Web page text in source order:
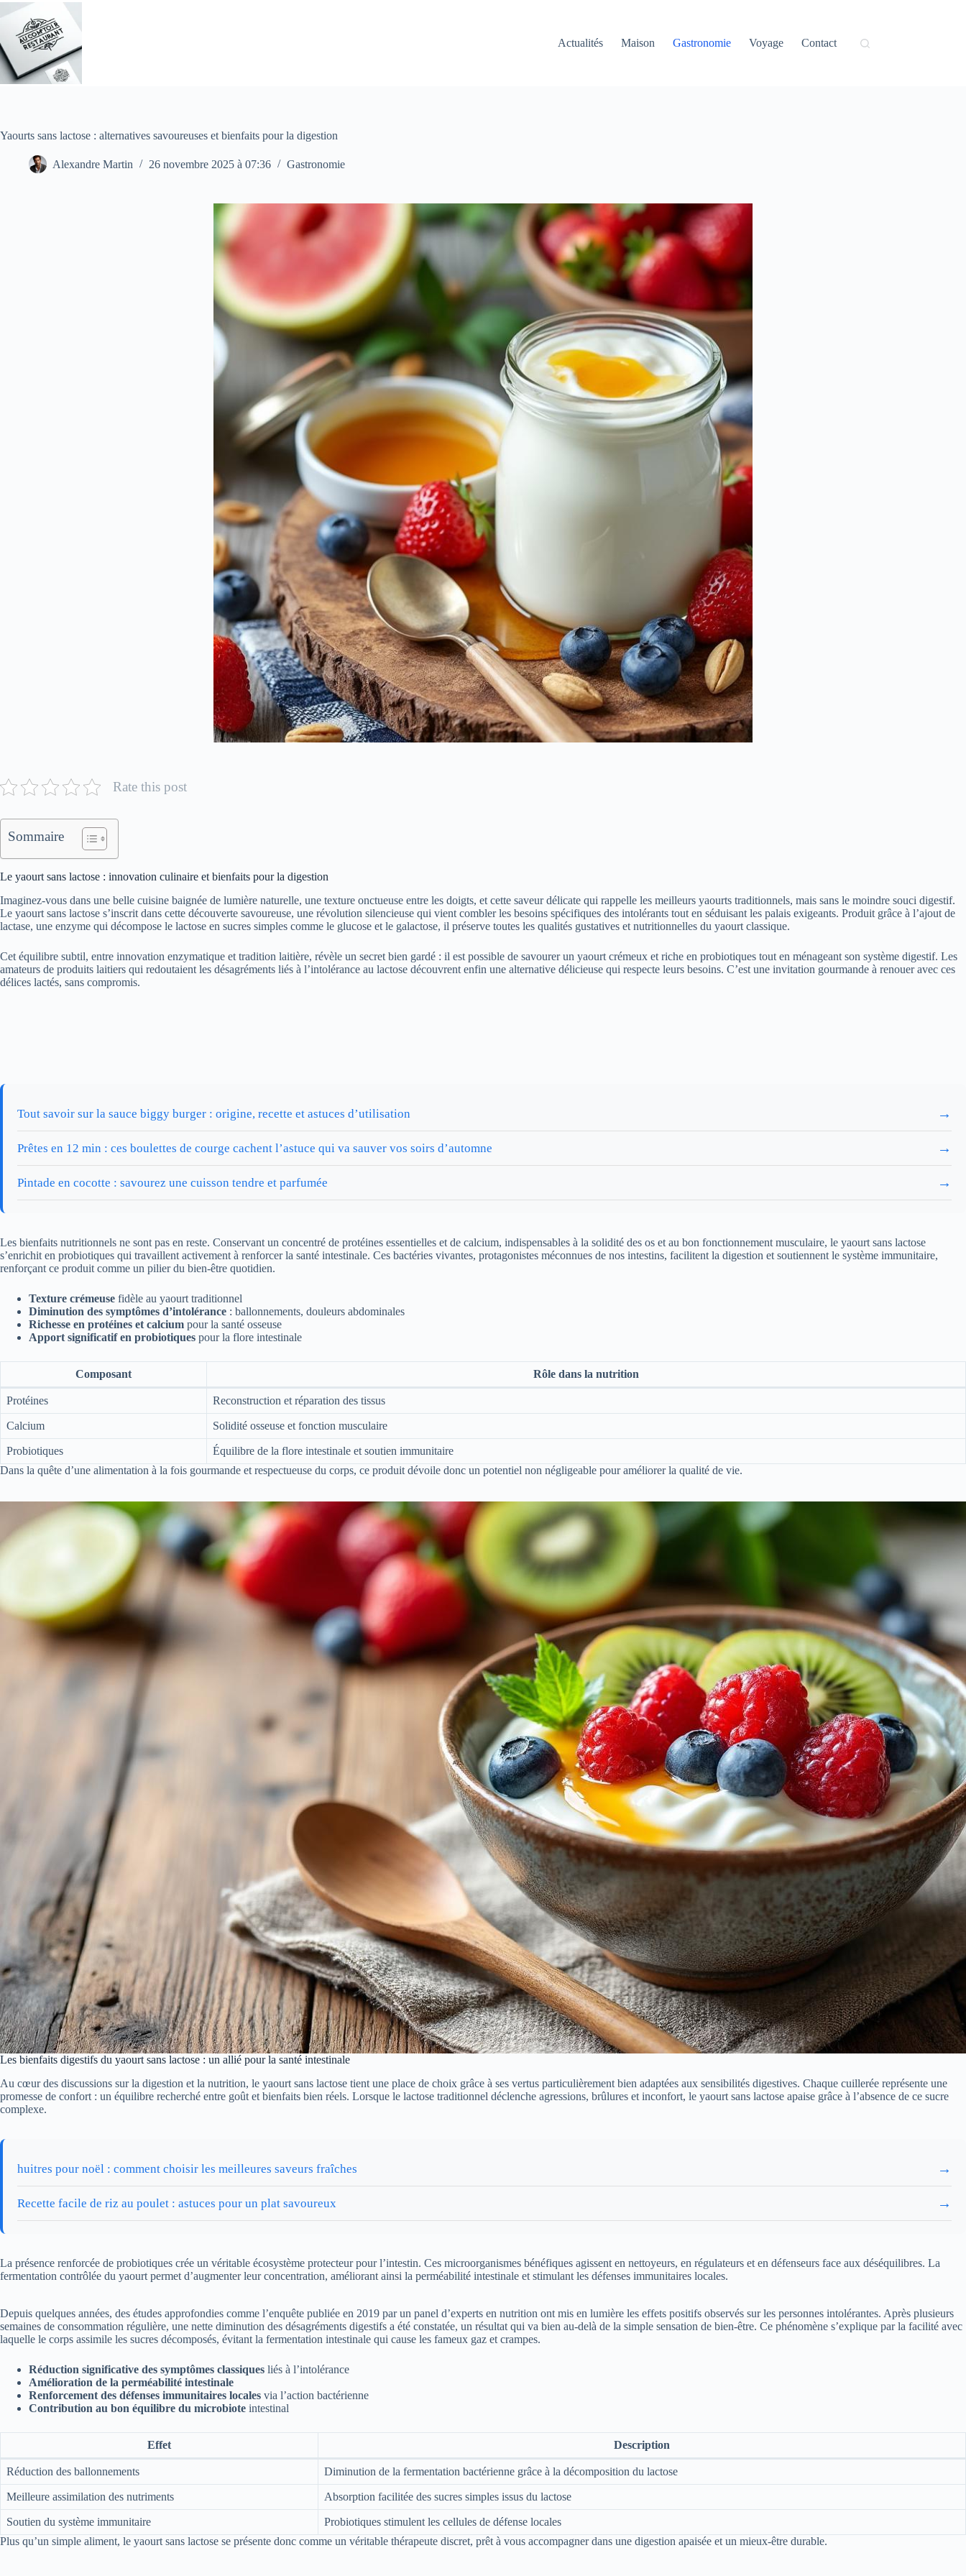
Passer
contenu
Actualités
Maison Gastronomie Voyage Contact
Yaourts sans lactose : alternatives savoureuses et bienfaits pour la digestion
Alexandre Martin 26 novembre 2025 à 07:36 Gastronomie
Rate this post
Sommaire
Le yaourt sans lactose : innovation culinaire et bienfaits pour la digestion
Imaginez-vous dans une belle cuisine baignée de lumière naturelle, une texture onctueuse entre les doigts, et cette saveur délicate qui rappelle les meilleurs yaourts traditionnels, mais sans le moindre souci digestif.
Le yaourt sans lactose s’inscrit dans cette découverte savoureuse, une révolution silencieuse qui vient combler les besoins spécifiques des intolérants tout en séduisant les palais exigeants. Produit grâce à l’ajout de
lactase, une enzyme qui décompose le lactose en sucres simples comme le glucose et le galactose, il préserve toutes les qualités gustatives et nutritionnelles du yaourt classique.
Cet équilibre subtil, entre innovation enzymatique et tradition laitière, révèle un secret bien gardé : il est possible de savourer un yaourt crémeux et riche en probiotiques tout en ménageant son système digestif. Les
amateurs de produits laitiers qui redoutaient les désagréments liés à l’intolérance au lactose découvrent enfin une alternative délicieuse qui respecte leurs besoins. C’est une invitation gourmande à renouer avec ces
délices lactés, sans compromis.
Tout savoir sur la sauce biggy burger : origine, recette et astuces d’utilisation →
Prêtes en 12 min : ces boulettes de courge cachent l’astuce qui va sauver vos soirs d’automne →
Pintade en cocotte : savourez une cuisson tendre et parfumée →
Les bienfaits nutritionnels ne sont pas en reste. Conservant un concentré de protéines essentielles et de calcium, indispensables à la solidité des os et au bon fonctionnement musculaire, le yaourt sans lactose
s’enrichit en probiotiques qui travaillent activement à renforcer la santé intestinale. Ces bactéries vivantes, protagonistes méconnues de nos intestins, facilitent la digestion et soutiennent le système immunitaire,
renforçant ce produit comme un pilier du bien-être quotidien.
Texture crémeuse fidèle au yaourt traditionnel
Diminution des symptômes d’intolérance : ballonnements, douleurs abdominales
Richesse en protéines et calcium pour la santé osseuse
Apport significatif en probiotiques pour la flore intestinale
Composant Rôle dans la nutrition
Protéines Reconstruction et réparation des tissus
Calcium Solidité osseuse et fonction musculaire
Probiotiques
Équilibre de la flore intestinale et soutien immunitaire
Dans la quête d’une alimentation à la fois gourmande et respectueuse du corps, ce produit dévoile donc un potentiel non négligeable pour améliorer la qualité de vie.
Les bienfaits digestifs du yaourt sans lactose : un allié pour la santé intestinale
Au cœur des discussions sur la digestion et la nutrition, le yaourt sans lactose tient une place de choix grâce à ses vertus particulièrement bien adaptées aux sensibilités digestives. Chaque cuillerée représente une
promesse de confort : un équilibre recherché entre goût et bienfaits bien réels. Lorsque le lactose traditionnel déclenche agressions, brûlures et inconfort, le yaourt sans lactose apaise grâce à l’absence de ce sucre
complexe.
huitres pour noël : comment choisir les meilleures saveurs fraîches →
Recette facile de riz au poulet : astuces pour un plat savoureux →
La présence renforcée de probiotiques crée un véritable écosystème protecteur pour l’intestin. Ces microorganismes bénéfiques agissent en nettoyeurs, en régulateurs et en défenseurs face aux déséquilibres. La
fermentation contrôlée du yaourt permet d’augmenter leur concentration, améliorant ainsi la perméabilité intestinale et stimulant les défenses immunitaires locales.
Depuis quelques années, des études approfondies comme l’enquête publiée en 2019 par un panel d’experts en nutrition ont mis en lumière les effets positifs observés sur les personnes intolérantes. Après plusieurs
semaines de consommation régulière, une nette diminution des désagréments digestifs a été constatée, un résultat qui va bien au-delà de la simple sensation de bien-être. Ce phénomène s’explique par la facilité avec
laquelle le corps assimile les sucres décomposés, évitant la fermentation intestinale qui cause les fameux gaz et crampes.
Réduction significative des symptômes classiques liés à l’intolérance
Amélioration de la perméabilité intestinale
Renforcement des défenses immunitaires locales via l’action bactérienne
Contribution au bon équilibre du microbiote intestinal
Effet Description
Réduction des ballonnements Diminution de la fermentation bactérienne grâce à la décomposition du lactose
Meilleure assimilation des nutriments Absorption facilitée des sucres simples issus du lactose
Soutien du système immunitaire
Probiotiques stimulent les cellules de défense locales
Plus qu’un simple aliment, le yaourt sans lactose se présente donc comme un véritable thérapeute discret, prêt à vous accompagner dans une digestion apaisée et un mieux-être durable.